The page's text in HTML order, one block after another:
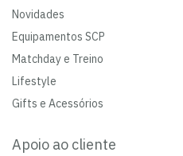
Novidades
Equipamentos SCP
Matchday e Treino
Lifestyle
Gifts e Acessórios
Apoio ao cliente